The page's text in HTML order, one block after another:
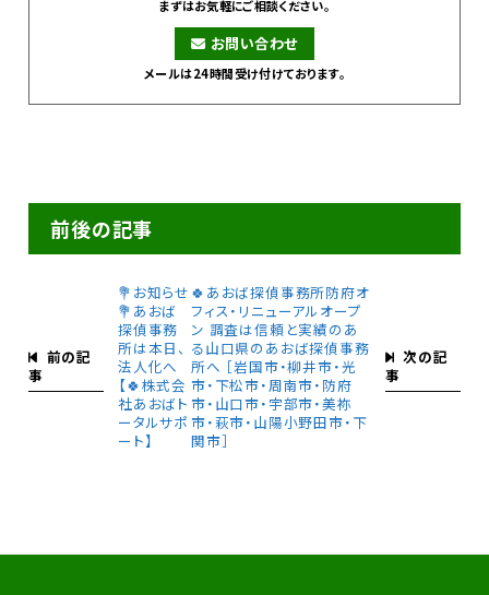
まずはお気軽にご相談ください。
お問い合わせ
メールは24時間受け付けております。
前後の記事
前の記
事
💐お知らせ
💐あおば
探偵事務
所は本日、
法人化へ
【🍀株式会
社あおばト
ータルサポ
ート】
次の記
事
🍀あおば探偵事務所防府オ
フィス・リニューアルオープ
ン 調査は信頼と実績のあ
る山口県のあおば探偵事務
所へ ［岩国市・柳井市・光
市・下松市・周南市・防府
市・山口市・宇部市・美祢
市・萩市・山陽小野田市・下
関市］